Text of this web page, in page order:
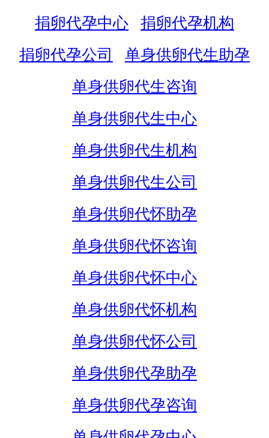
捐卵代孕中心
捐卵代孕机构
捐卵代孕公司
单身供卵代生助孕
单身供卵代生咨询
单身供卵代生中心
单身供卵代生机构
单身供卵代生公司
单身供卵代怀助孕
单身供卵代怀咨询
单身供卵代怀中心
单身供卵代怀机构
单身供卵代怀公司
单身供卵代孕助孕
单身供卵代孕咨询